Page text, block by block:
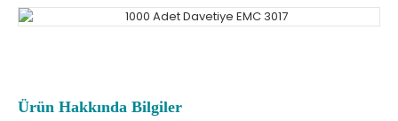
Ürün Hakkında Bilgiler